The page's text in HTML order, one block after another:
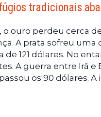
tradicionais
o ouro perdeu cerca
A prata sofreu
de 121 dólares. No
A guerra entre Irã e
os 90 dólares. A